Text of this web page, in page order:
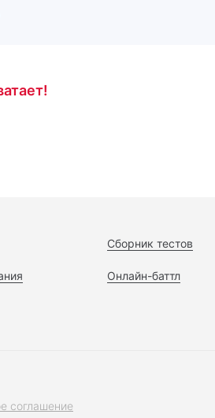
Сборник тестов
Онлайн-баттл
соглашение